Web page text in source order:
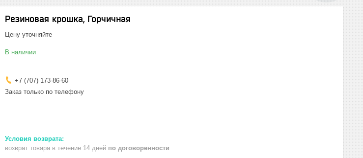
Резиновая крошка, Горчичная
Цену уточняйте
В наличии
+7 (707) 173-86-60
Заказ только по телефону
возврат товара в течение 14 дней по договоренности